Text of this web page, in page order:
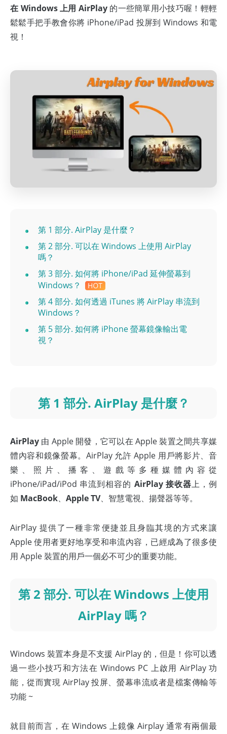
在 Windows 上用 AirPlay的一些簡單用小技巧喔！輕輕
鬆鬆手把手教會你將 iPhone/iPad 投屏到 Windows 和電
視！
第 1 部分. AirPlay 是什麼？
第 2 部分. 可以在 Windows 上使用 AirPlay
嗎？
第 3 部分. 如何將 iPhone/iPad 延伸螢幕到
Windows？
第 4 部分. 如何透過 iTunes 將 AirPlay 串流到
Windows？
第 5 部分. 如何將 iPhone 螢幕鏡像輸出電
視？
第 1 部分. AirPlay 是什麼？
AirPlay 由 Apple 開發，它可以在 Apple 裝置之間共享媒
體內容和鏡像螢幕。AirPlay 允許 Apple 用戶將影片、音
樂、照片、播客、遊戲等多種媒體內容從
iPhone/iPad/iPod 串流到相容的 AirPlay 接收器上，例
如 MacBook、 Apple TV、智慧電視、揚聲器等等。
AirPlay 提供了一種非常便捷並且身臨其境的方式來讓
Apple 使用者更好地享受和串流內容，已經成為了很多使
用 Apple 裝置的用戶一個必不可少的重要功能。
第 2 部分. 可以在 Windows 上使用
AirPlay 嗎？
Windows 裝置本身是不支援 AirPlay 的，但是！你可以透
過一些小技巧和方法在 Windows PC 上啟用 AirPlay 功
能，從而實現 AirPlay 投屏、螢幕串流或者是檔案傳輸等
功能 ~
就目前而言，在 Windows 上鏡像 Airplay 通常有兩個最